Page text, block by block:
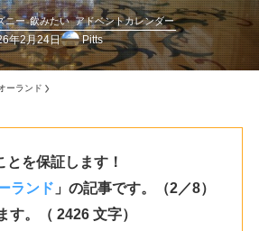
ニー 飲みたい アドベントカレンダー
年2月24日 Pitts
ーランド
を保証します！
ランド 」の記事です。（2／8）
す。（ 2426 文字）